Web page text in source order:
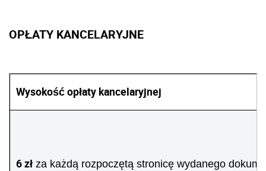
OPŁATY KANCELARYJNE
Wysokość opłaty kancelaryjnej
6 zł za każdą rozpoczętą stronicę wydanego